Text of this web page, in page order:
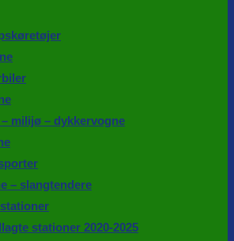
milijø – dykkervogne
– slangtendere
stationer 2020-2025